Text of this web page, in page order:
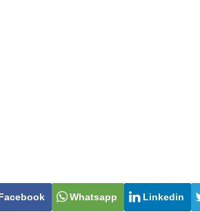
Whatsapp Linkedin